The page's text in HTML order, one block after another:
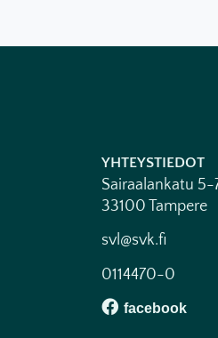
YHTEYSTIEDOT
Sairaalankatu 5-
33100 Tampere
svl@svk.fi
0114470-0